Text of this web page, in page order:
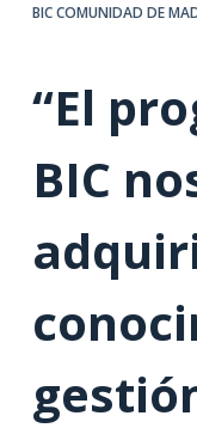
BIC COMUNIDAD DE
“El
BIC